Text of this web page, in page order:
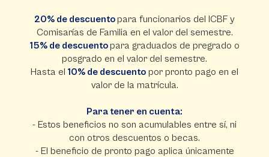
20% de descuentopara funcionarios del ICBF y
Comisarías de Familia en el valor del semestre.
15% de descuentopara graduados de pregrado o
posgrado en el valor del semestre.
Hasta el 10% de descuento por pronto pago en el
valor de la matrícula.
Para tener en cuenta:
- Estos beneficios no son acumulables entre sí, ni
con otros descuentos o becas.
- El beneficio de pronto pago aplica únicamente